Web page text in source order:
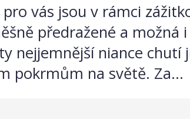
vás jsou v rámci
předražené a možná
nejjemnější niance
pokrmům na světě. Za...